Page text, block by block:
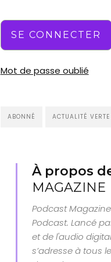
Mot de passe oublié
ABONNÉ ACTUALITÉ
À propos
MAGAZINE
Podcast
Podcast. Lancé
et de l'audio
s’adresse à tous